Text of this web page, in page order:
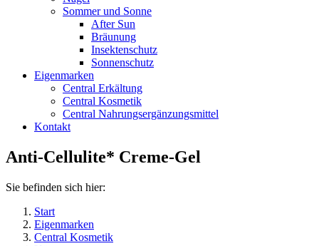
Sommer und Sonne
After Sun
Bräunung
Insektenschutz
Sonnenschutz
Eigenmarken
Central Erkältung
Central Kosmetik
Central Nahrungsergänzungsmittel
Kontakt
Anti-Cellulite* Creme-Gel
Sie befinden sich hier:
Start
Eigenmarken
Central Kosmetik